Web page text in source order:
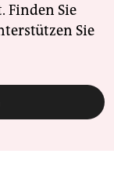
Finden Sie
Sie